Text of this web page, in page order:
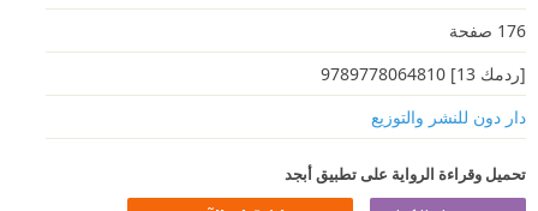
176 صفحة
[ردمك 13] 9789778064810
دار دون للنشر والتوزيع
تحميل وقراءة الرواية على تطبيق أبجد